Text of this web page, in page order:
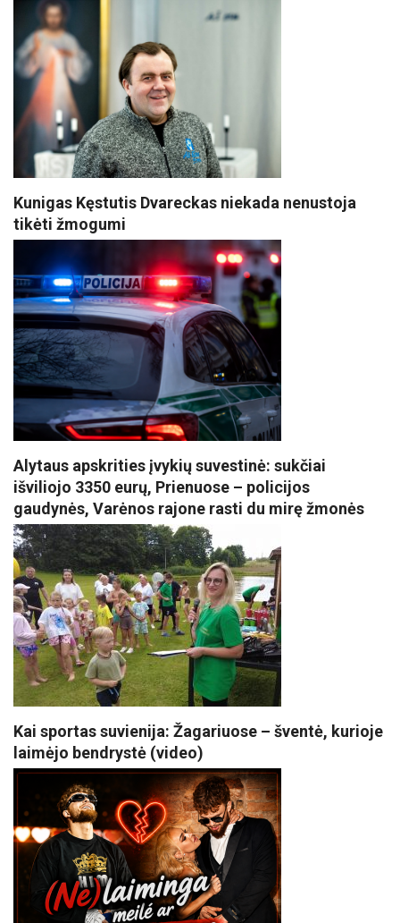
Kunigas Kęstutis Dvareckas niekada nenustoja
tikėti žmogumi
Alytaus apskrities įvykių suvestinė: sukčiai
išviliojo 3350 eurų, Prienuose – policijos
gaudynės, Varėnos rajone rasti du mirę žmonės
Kai sportas suvienija: Žagariuose – šventė, kurioje
laimėjo bendrystė (video)